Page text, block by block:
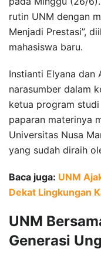
rutin UNM dengan
Menjadi Prestasi”,
mahasiswa baru.
Instianti Elyana dan
narasumber dalam
ketua program
paparan materinya
Universitas Nusa
yang sudah diraih
Baca juga: UNM
Dekat Lingkungan
UNM
Generasi